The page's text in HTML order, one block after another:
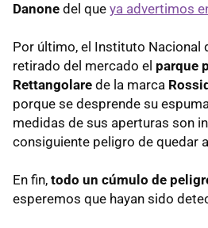
Danone del que ya advertimos
Por último, el Instituto Nacional
retirado del mercado el parque
Rettangolare de la marca
porque se desprende su
medidas de sus aperturas son
consiguiente peligro de quedar
En fin, todo un cúmulo de
esperemos que hayan sido